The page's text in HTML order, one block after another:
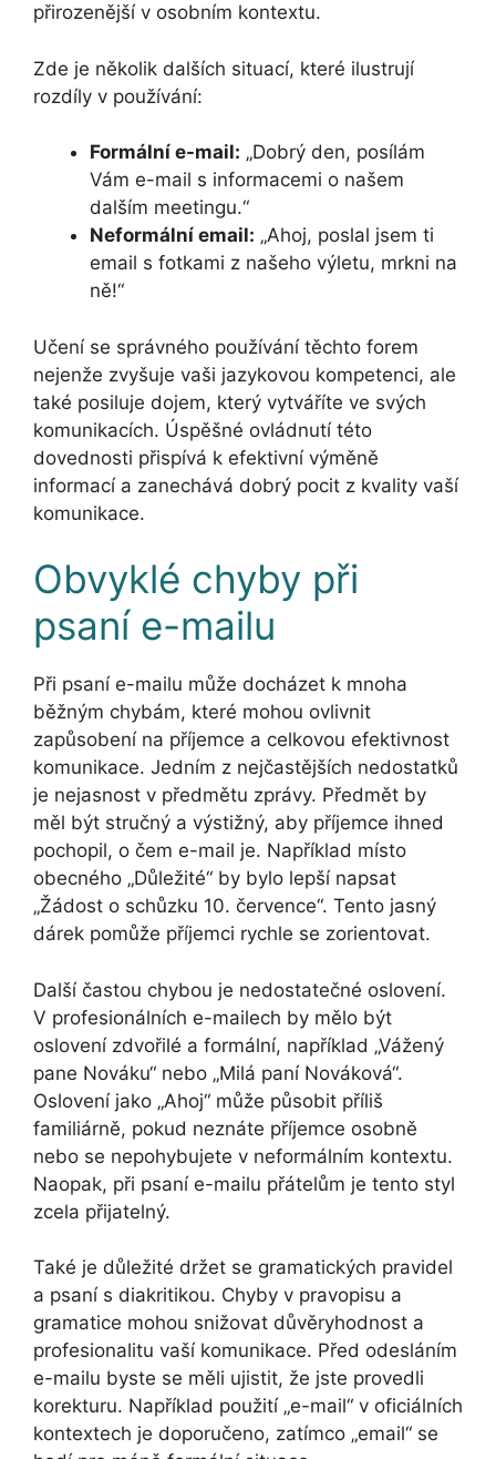
přirozenější v osobním kontextu.
Zde je několik dalších situací, které ilustrují
rozdíly v používání:
Formální e-mail: „Dobrý den, posílám
Vám e-mail s informacemi o našem
dalším meetingu.“
Neformální email: „Ahoj, poslal jsem ti
email s fotkami z našeho výletu, mrkni na
ně!“
Učení se správného používání těchto forem
nejenže zvyšuje vaši jazykovou kompetenci, ale
také posiluje dojem, který vytváříte ve svých
komunikacích. Úspěšné ovládnutí této
dovednosti přispívá k efektivní výměně
informací a zanechává dobrý pocit z kvality vaší
komunikace.
Obvyklé chyby při
psaní e-mailu
Při psaní e-mailu může docházet k mnoha
běžným chybám, které mohou ovlivnit
zapůsobení na příjemce a celkovou efektivnost
komunikace. Jedním z nejčastějších nedostatků
je nejasnost v předmětu zprávy. Předmět by
měl být stručný a výstižný, aby příjemce ihned
pochopil, o čem e-mail je. Například místo
obecného „Důležité“ by bylo lepší napsat
„Žádost o schůzku 10. července“. Tento jasný
dárek pomůže příjemci rychle se zorientovat.
Další častou chybou je nedostatečné oslovení.
V profesionálních e-mailech by mělo být
oslovení zdvořilé a formální, například „Vážený
pane Nováku“ nebo „Milá paní Nováková“.
Oslovení jako „Ahoj“ může působit příliš
familiárně, pokud neznáte příjemce osobně
nebo se nepohybujete v neformálním kontextu.
Naopak, při psaní e-mailu přátelům je tento styl
zcela přijatelný.
Také je důležité držet se gramatických pravidel
a psaní s diakritikou. Chyby v pravopisu a
gramatice mohou snižovat důvěryhodnost a
profesionalitu vaší komunikace. Před odesláním
e-mailu byste se měli ujistit, že jste provedli
korekturu. Například použití „e-mail“ v oficiálních
kontextech je doporučeno, zatímco „email“ se